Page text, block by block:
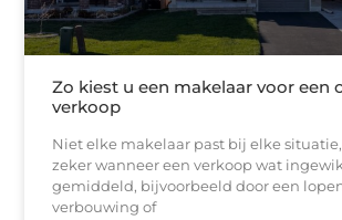
Zo kiest u een makelaar voor een
verkoop
Niet elke makelaar past bij elke
zeker wanneer een verkoop wat
gemiddeld, bijvoorbeeld door een
verbouwing of